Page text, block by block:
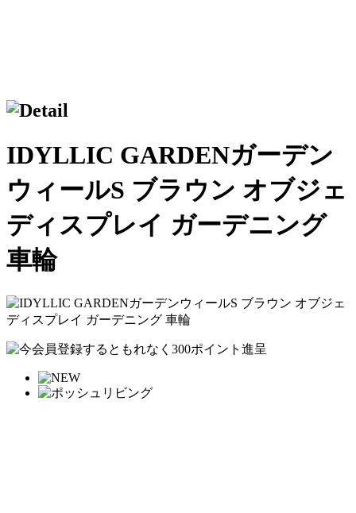
IDYLLIC GARDENガーデン
ウィールS ブラウン オブジェ
ディスプレイ ガーデニング
車輪